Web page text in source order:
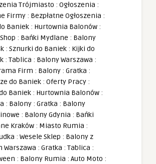
Trójmiasto : Ogłoszenia :
Firmy : Bezpłatne Ogłoszenia :
Baniek : Hurtownia Balonów :
: Bańki Mydlane : Balony
: Sznurki do Baniek : Kijki do
: Tablica : Balony Warszawa :
Firm : Balony : Gratka :
do Baniek : Oferty Pracy :
Baniek : Hurtownia Balonów :
: Balony : Gratka : Balony
: Balony Gdynia : Bańki
Kraków : Miasto Rumia :
: Wesele Sklep : Balony z
Warszawa : Gratka : Tablica :
: Balony Rumia : Auto Moto :